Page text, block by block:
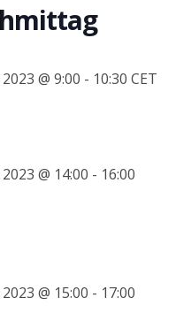
@ 9:00 - 10:30 CET
@ 14:00 - 16:00
@ 15:00 - 17:00